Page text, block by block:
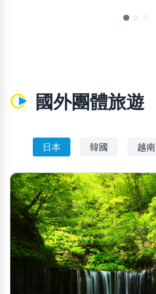
國外團體旅遊
日本 韓國 越南